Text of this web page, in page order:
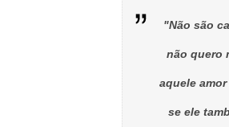
"Não são
não quero
aquele
se ele